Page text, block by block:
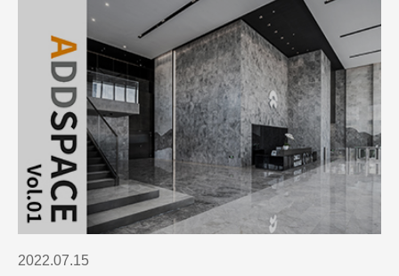
2022.07.15